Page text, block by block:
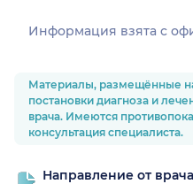
Информация взята c
Материалы, размещённые
постановки диагноза и
врача. Имеются
консультация специалиста.
Направление от врача